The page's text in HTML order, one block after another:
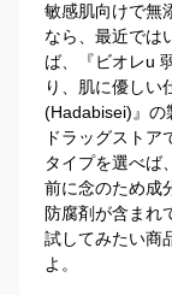
敏感肌向けで無
なら、最近では
ば、『ビオレu
り、肌に優しい
(Hadabisei)』の
ドラッグスト
タイプを選べば
前に念のため成
防腐剤が含まれ
試してみたい商
よ。